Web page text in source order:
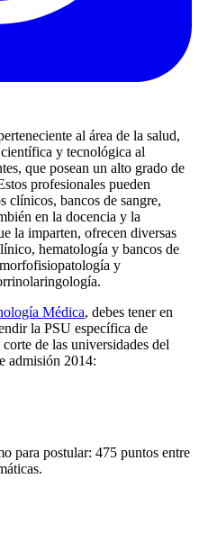
al área de la salud,
y tecnológica al
que posean un alto grado de
profesionales pueden
clínicos, bancos de sangre,
en la docencia y la
la imparten, ofrecen diversas
hematología y bancos de
y
Médica, debes tener en
la PSU específica de
de las universidades del
admisión 2014:
para postular: 475 puntos entre